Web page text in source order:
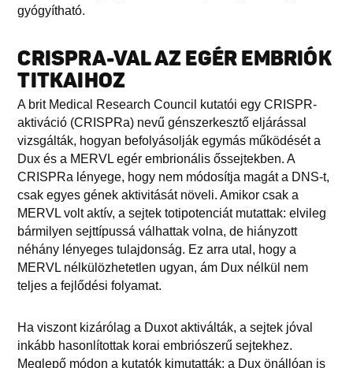
gyógyítható.
CRISPRA-VAL AZ EGÉR EMBRIÓK
TITKAIHOZ
A brit Medical Research Council kutatói egy CRISPR-
aktiváció (CRISPRa) nevű génszerkesztő eljárással
vizsgálták, hogyan befolyásolják egymás működését a
Dux és a MERVL egér embrionális őssejtekben. A
CRISPRa lényege, hogy nem módosítja magát a DNS-t,
csak egyes gének aktivitását növeli. Amikor csak a
MERVL volt aktív, a sejtek totipotenciát mutattak: elvileg
bármilyen sejttípussá válhattak volna, de hiányzott
néhány lényeges tulajdonság. Ez arra utal, hogy a
MERVL nélkülözhetetlen ugyan, ám Dux nélkül nem
teljes a fejlődési folyamat.
Ha viszont kizárólag a Duxot aktiválták, a sejtek jóval
inkább hasonlítottak korai embriószerű sejtekhez.
Meglepő módon a kutatók kimutatták: a Dux önállóan is